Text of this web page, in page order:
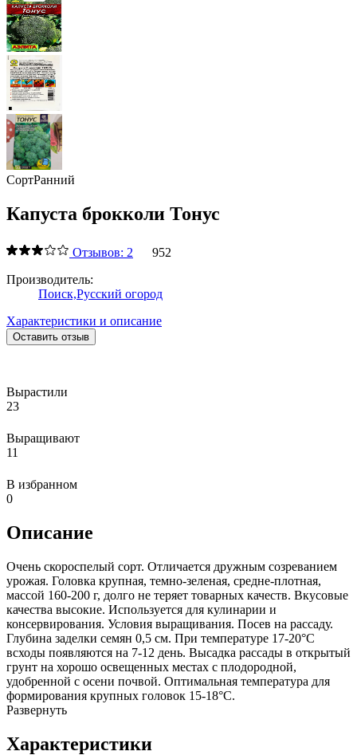
СортРанний
Капуста брокколи Тонус
Отзывов: 2
952
Производитель:
Поиск,Русский огород
Характеристики и описание
Оставить отзыв
Вырастили
23
Выращивают
11
В избранном
0
Описание
Очень скороспелый сорт. Отличается дружным созреванием
урожая. Головка крупная, темно-зеленая, средне-плотная,
массой 160-200 г, долго не теряет товарных качеств. Вкусовые
качества высокие. Используется для кулинарии и
консервирования. Условия выращивания. Посев на рассаду.
Глубина заделки семян 0,5 см. При температуре 17-20°С
всходы появляются на 7-12 день. Высадка рассады в открытый
грунт на хорошо освещенных местах с плодородной,
удобренной с осени почвой. Оптимальная температура для
формирования крупных головок 15-18°С.
Развернуть
Характеристики